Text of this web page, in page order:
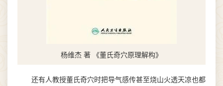
杨维杰 著 《董氏奇穴原理解构》
还有人教授董氏奇穴时把导气感传甚至烧山火透天凉也都